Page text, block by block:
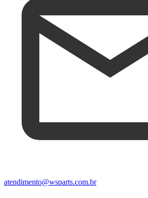
atendimento@wsparts.com.br